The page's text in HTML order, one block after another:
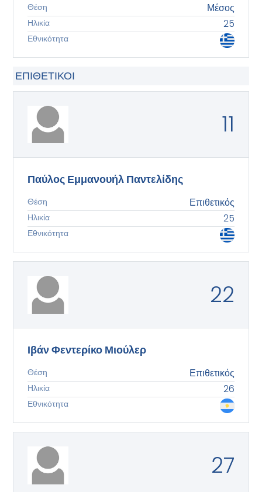
Θέση Μέσος
Ηλικία 25
Εθνικότητα
ΕΠΙΘΕΤΙΚΟΊ
11
Παύλος Εμμανουήλ Παντελίδης
Θέση Επιθετικός
Ηλικία 25
Εθνικότητα
22
Ιβάν Φεντερίκο Μιούλερ
Θέση Επιθετικός
Ηλικία 26
Εθνικότητα
27